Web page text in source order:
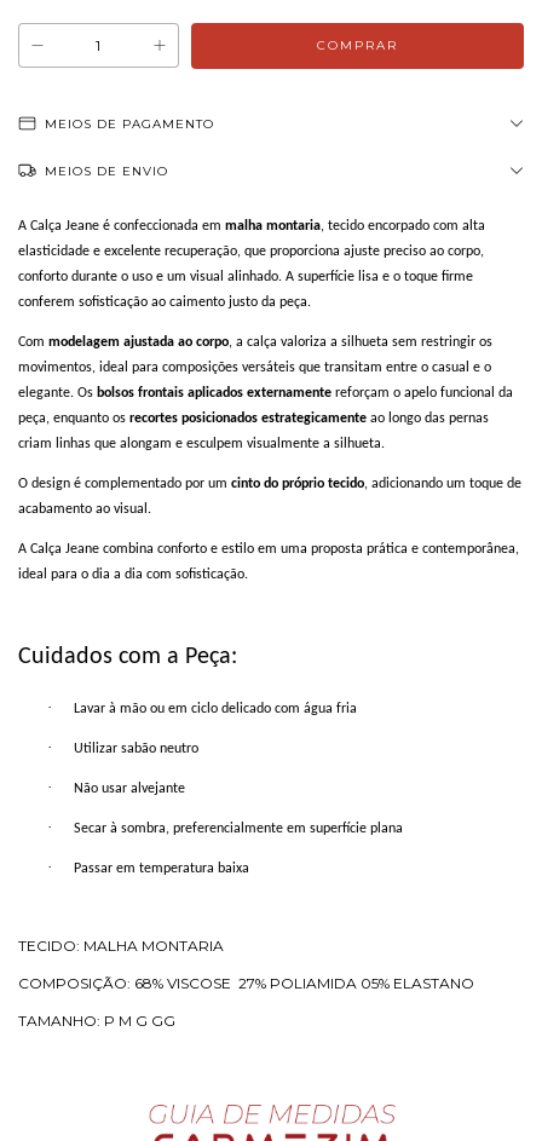
MEIOS DE PAGAMENTO
MEIOS DE ENVIO
A Calça Jeane é confeccionada em malha montaria, tecido encorpado com alta
elasticidade e excelente recuperação, que proporciona ajuste preciso ao corpo,
conforto durante o uso e um visual alinhado. A superfície lisa e o toque firme
conferem sofisticação ao caimento justo da peça.
Com modelagem ajustada ao corpo, a calça valoriza a silhueta sem restringir os
movimentos, ideal para composições versáteis que transitam entre o casual e o
elegante. Os bolsos frontais aplicados externamente reforçam o apelo funcional da
peça, enquanto os recortes posicionados estrategicamente ao longo das pernas
criam linhas que alongam e esculpem visualmente a silhueta.
O design é complementado por um cinto do próprio tecido, adicionando um toque de
acabamento ao visual.
A Calça Jeane combina conforto e estilo em uma proposta prática e contemporânea,
ideal para o dia a dia com sofisticação.
Cuidados com a Peça:
· Lavar à mão ou em ciclo delicado com água fria
· Utilizar sabão neutro
· Não usar alvejante
· Secar à sombra, preferencialmente em superfície plana
· Passar em temperatura baixa
TECIDO: MALHA MONTARIA
COMPOSIÇÃO: 68% VISCOSE 27% POLIAMIDA 05% ELASTANO
TAMANHO: P M G GG